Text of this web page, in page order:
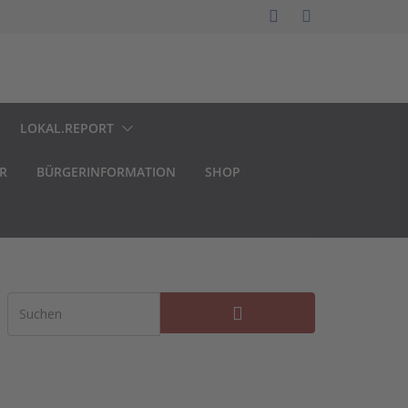
LOKAL.REPORT
BÜRGERINFORMATION SHOP